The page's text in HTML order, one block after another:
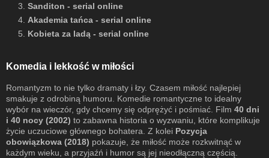
3. Sanditon - serial online
4. Akademia tańca - serial online
5. Kobieta za ladą - serial online
Komedia i lekkość w miłości
Romantyzm to nie tylko dramaty i łzy. Czasem miłość najlepiej
smakuje z odrobiną humoru. Komedie romantyczne to idealny
wybór na wieczór, gdy chcemy się odprężyć i pośmiać. Film 40 dni
i 40 nocy (2002) to zabawna historia o wyzwaniu, które komplikuje
życie uczuciowe głównego bohatera. Z kolei Pozycja
obowiązkowa (2018) pokazuje, że miłość może rozkwitnąć w
każdym wieku, a przyjaźń i humor są jej nieodłączną częścią.